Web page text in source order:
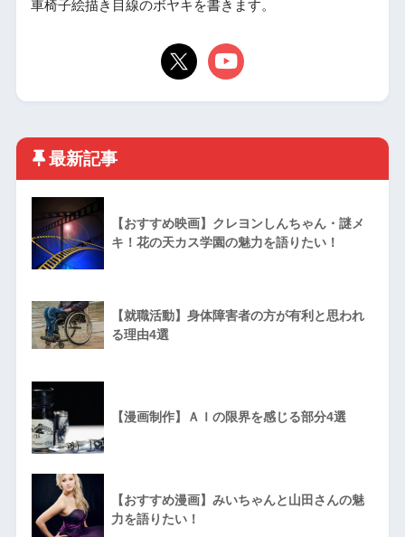
車椅子絵描き目線のボヤキを書きます。
最新記事
【おすすめ映画】クレヨンしんちゃん・謎メ
キ！花の天カス学園の魅力を語りたい！
【就職活動】身体障害者の方が有利と思われ
る理由4選
【漫画制作】ＡＩの限界を感じる部分4選
【おすすめ漫画】みいちゃんと山田さんの魅
力を語りたい！